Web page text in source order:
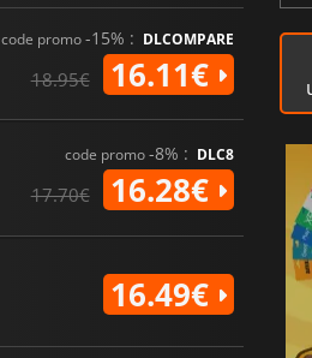
code promo-15% : DLCOMPARE
18.95€ 16.11€
code promo-8% : DLC8
17.70€ 16.28€
16.49€